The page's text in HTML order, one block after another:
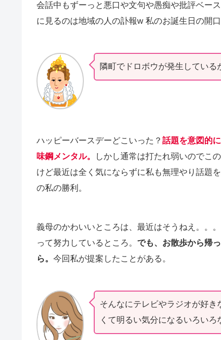
会話中もずーっと悪口や文句や愚痴や批評ベー
に見るのは地域の人の訃報w 私のお誕生日の開
隣町でドロボウが発生している
ハッピーバースデーどこいった？ 話題を意図的
味鋼メンタル。
しかし通常は打たれ弱いのでこ
けど最近は全く気にならずに私も無理やり話題
の私の勝利。
義母のかわいいところは、最近はそうねえ。。
って努力しているところ。 でも、お散歩から帰
ら。 今回私が提案したことがある。
そんなにテレビやラジオが好
くて明るい気分になるいろい